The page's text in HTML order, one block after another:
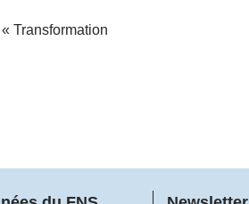
Transformation